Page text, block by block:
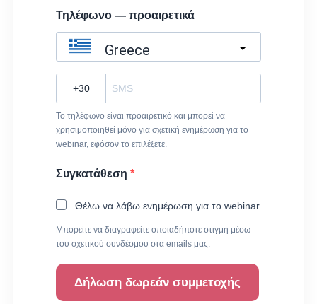
Τηλέφωνο — προαιρετικά
Greece
Το τηλέφωνο είναι προαιρετικό και μπορεί να
χρησιμοποιηθεί μόνο για σχετική ενημέρωση για το
webinar, εφόσον το επιλέξετε.
Συγκατάθεση
Θέλω να λάβω ενημέρωση για το webinar
Μπορείτε να διαγραφείτε οποιαδήποτε στιγμή μέσω
του σχετικού συνδέσμου στα emails μας.
Δήλωση δωρεάν συμμετοχής